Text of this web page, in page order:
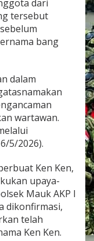
dari
tersebut
bang
dalam
wartawan.
5/2026).
Ken Ken,
upaya-
Mauk AKP I
dikonfirmasi,
telah
Ken Ken.